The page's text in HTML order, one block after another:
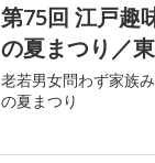
第75回 江戸趣
の夏まつり／
老若男女問わず家族
の夏まつり